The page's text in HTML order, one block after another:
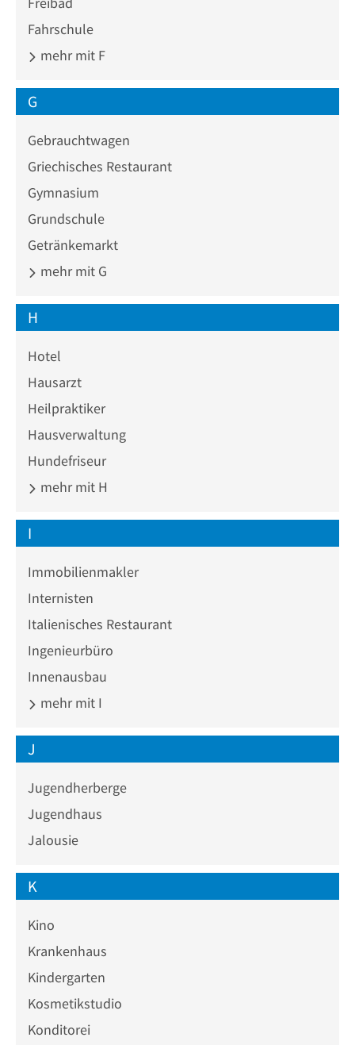
Fahrschule
mehr mit F
G
Gebrauchtwagen
Griechisches Restaurant
Gymnasium
Grundschule
Getränkemarkt
mehr mit G
H
Hotel
Hausarzt
Heilpraktiker
Hausverwaltung
Hundefriseur
mehr mit H
I
Immobilienmakler
Internisten
Italienisches Restaurant
Ingenieurbüro
Innenausbau
mehr mit I
J
Jugendherberge
Jugendhaus
Jalousie
K
Kino
Krankenhaus
Kindergarten
Kosmetikstudio
Konditorei